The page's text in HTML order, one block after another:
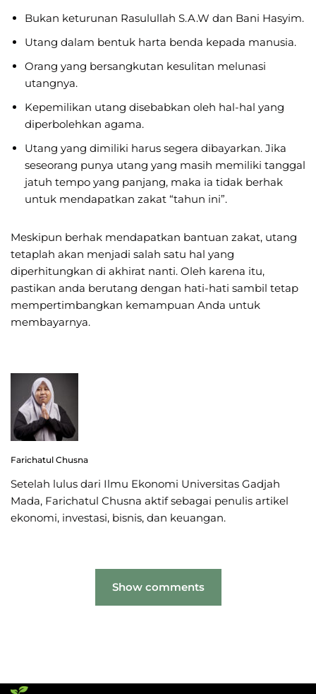
Bukan keturunan Rasulullah S.A.W dan Bani Hasyim.
Utang dalam bentuk harta benda kepada manusia.
Orang yang bersangkutan kesulitan melunasi
utangnya.
Kepemilikan utang disebabkan oleh hal-hal yang
diperbolehkan agama.
Utang yang dimiliki harus segera dibayarkan. Jika
seseorang punya utang yang masih memiliki tanggal
jatuh tempo yang panjang, maka ia tidak berhak
untuk mendapatkan zakat “tahun ini”.
Meskipun berhak mendapatkan bantuan zakat, utang
tetaplah akan menjadi salah satu hal yang
diperhitungkan di akhirat nanti. Oleh karena itu,
pastikan anda berutang dengan hati-hati sambil tetap
mempertimbangkan kemampuan Anda untuk
membayarnya.
Farichatul Chusna
Setelah lulus dari Ilmu Ekonomi Universitas Gadjah
Mada, Farichatul Chusna aktif sebagai penulis artikel
ekonomi, investasi, bisnis, dan keuangan.
Show comments